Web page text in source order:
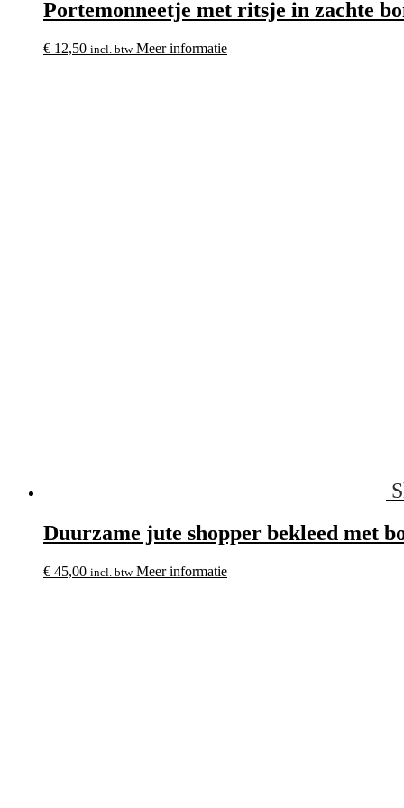
Portemonneetje met ritsje in zachte
€ 12,50 incl. btw Meer informatie
Duurzame jute shopper bekleed met
€ 45,00 incl. btw Meer informatie